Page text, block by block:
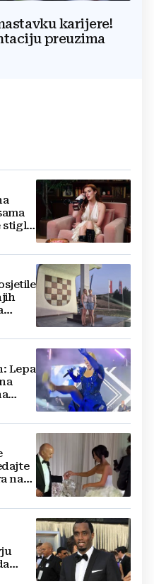
karijere!
preuzima
stigle
Lepa
na